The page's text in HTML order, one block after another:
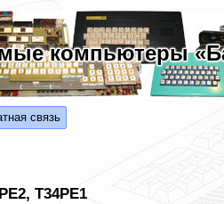
компьютеры
связь
Т34РЕ1